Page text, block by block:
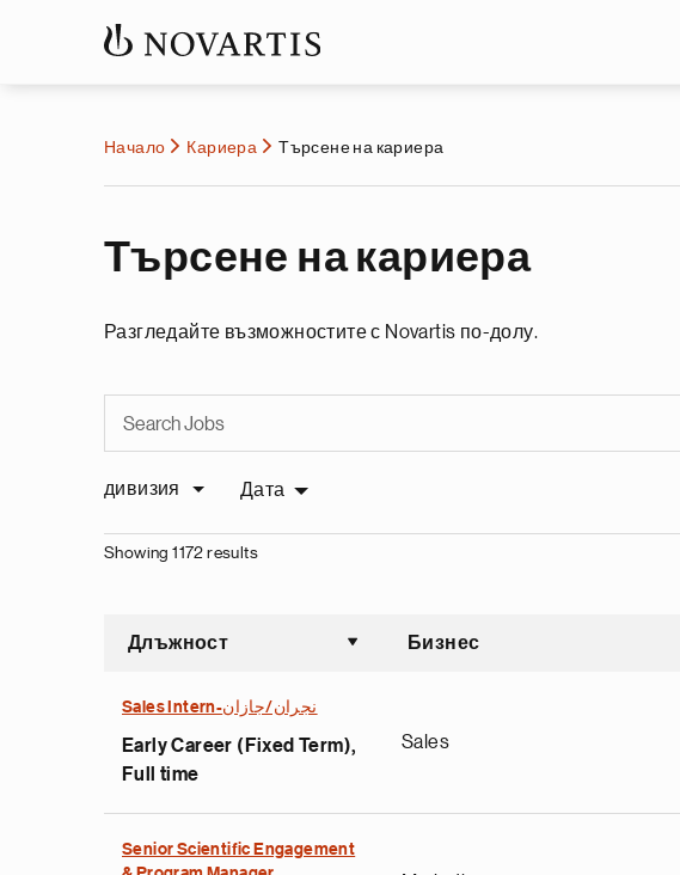
Начало Кариера Търсене на кариера
Търсене на кариера
Разгледайте възможностите с Novartis по-долу.
дивизия Дата
Showing 1172 results
Длъжност
Sort ascending
Бизнес
Sales Intern-نجران/جازان
Early Career (Fixed Term),
Full time
Sales
Senior Scientific Engagement